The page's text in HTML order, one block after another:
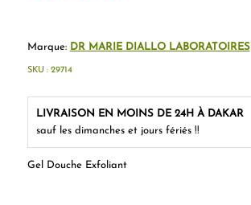
Gel Douche Exfoliant
Marque: DR MARIE DIALLO LABORATOIRES
LIVRAISON EN MOINS DE 24H À DAKAR
sauf les dimanches et jours fériés !!
SKU : 29714